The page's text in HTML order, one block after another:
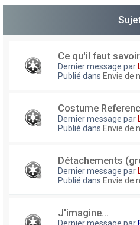
Ce qu'il faut
Dernier message par
Publié dans Envie de
Costume
Dernier message par
Publié dans Envie de
Détachements
Dernier message par
Publié dans Envie de
J'imagine...
Dernier message par